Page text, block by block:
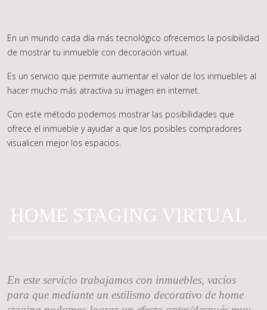
En un mundo cada día más tecnológico ofrecemos la posibilidad
de mostrar tu inmueble con decoración virtual.
Es un servicio que permite aumentar el valor de los inmuebles al
hacer mucho más atractiva su imagen en internet.
Con este método podemos mostrar las posibilidades que
ofrece el inmueble y ayudar a que los posibles compradores
visualicen mejor los espacios.
HOME STAGING VIRTUAL
En este servicio trabajamos con inmuebles, vacíos
para que mediante un estilismo decorativo de home